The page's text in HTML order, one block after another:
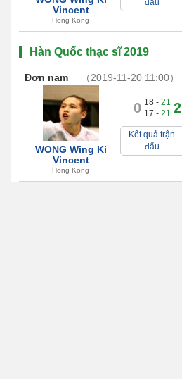
Vincent
Hong Kong
đấu
Hàn Quốc thạc sĩ 2019
Đơn nam （2019-11-20 11:00）
WONG Wing Ki
Vincent
Hong Kong
0 18 - 21
17 - 21 2
Kết quả trận
đấu